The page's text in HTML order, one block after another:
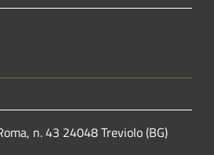
n. 43 24048 Treviolo (BG)